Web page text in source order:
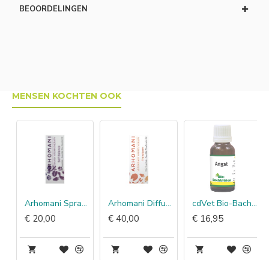
BEOORDELINGEN
MENSEN KOCHTEN OOK
Arhomani Spray Self Balance
€ 20,00
Arhomani Diffuser Transform
€ 40,00
cdVet Bio-Bachbloesems Angst
€ 16,95